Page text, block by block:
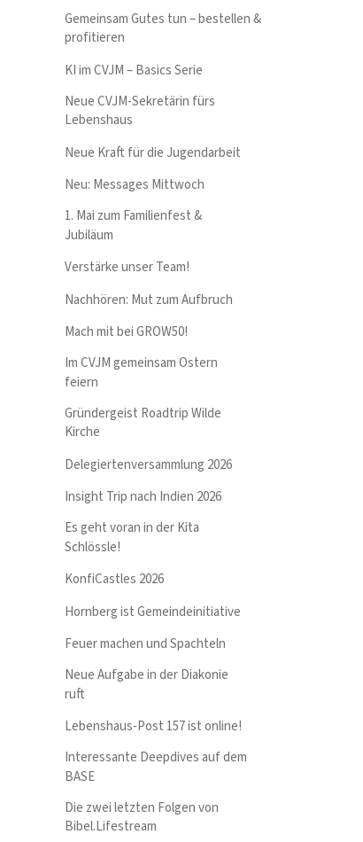
Gemeinsam Gutes tun – bestellen &
profitieren
KI im CVJM – Basics Serie
Neue CVJM-Sekretärin fürs
Lebenshaus
Neue Kraft für die Jugendarbeit
Neu: Messages Mittwoch
1. Mai zum Familienfest &
Jubiläum
Verstärke unser Team!
Nachhören: Mut zum Aufbruch
Mach mit bei GROW50!
Im CVJM gemeinsam Ostern
feiern
Gründergeist Roadtrip Wilde
Kirche
Delegiertenversammlung 2026
Insight Trip nach Indien 2026
Es geht voran in der Kita
Schlössle!
KonfiCastles 2026
Hornberg ist Gemeindeinitiative
Feuer machen und Spachteln
Neue Aufgabe in der Diakonie
ruft
Lebenshaus-Post 157 ist online!
Interessante Deepdives auf dem
BASE
Die zwei letzten Folgen von
Bibel.Lifestream